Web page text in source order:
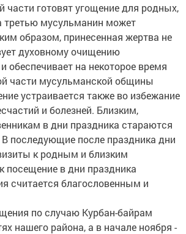
части готовят угощение для родных,
третью мусульманин может
образом, принесенная жертва не
духовному очищению
обеспечивает на некоторое время
части мусульманской общины
устраивается также во избежание
и болезней. Близким,
в дни праздника стараются
последующие после праздника дни
к родным и близким
посещение в дни праздника
считается благословенным и
по случаю Курбан-байрам
нашего района, а в начале ноября -